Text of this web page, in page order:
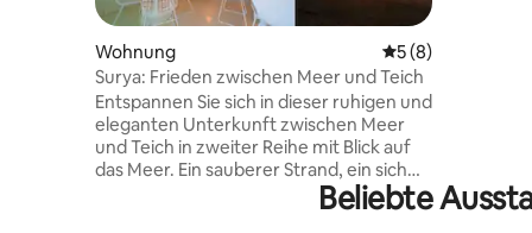
Wohnung Durchschnittliche
5 (8)
Surya: Frieden zwischen Meer und Teich
Entspannen Sie sich in dieser ruhigen und
eleganten Unterkunft zwischen Meer
und Teich in zweiter Reihe mit Blick auf
das Meer. Ein sauberer Strand, ein sich
ständig veränderndes Meer und
unglaubliche Sonnenaufgänge und
Pers) auf
von
Beliebte